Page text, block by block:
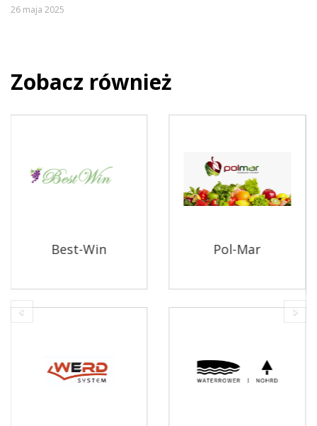
26 maja 2025
Zobacz również
Zdrowy i Piękny
Naturalne
FreshDrink
Previous